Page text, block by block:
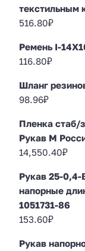
текстильным
516.80₽
Ремень I-
116.80₽
Шланг
98.96₽
Пленка стаб/
Рукав М
14,550.40₽
Рукав 25-
напорные
1051731-86
153.60₽
Рукав